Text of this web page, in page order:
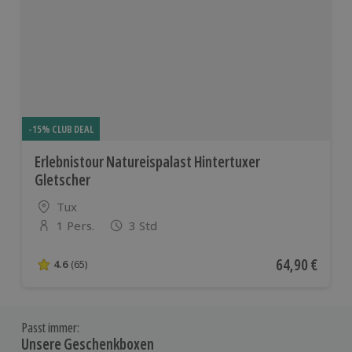
-15% CLUB DEAL
Erlebnistour Natureispalast Hintertuxer
Gletscher
Standort
Tux
Anzahl der Teilnehmer
1 Pers. 3 Std
4.6 von 5 Sternen basierend auf 65 Bewertungen
4.6 (65) Aktueller
64,90 €
Passt immer:
Unsere Geschenkboxen